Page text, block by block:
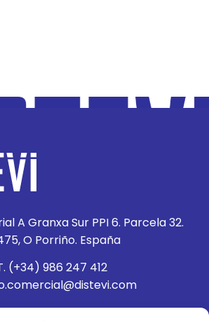
A Granxa Sur PPI 6. Parcela 32.
O Porriño. España
(+34) 986 247 412